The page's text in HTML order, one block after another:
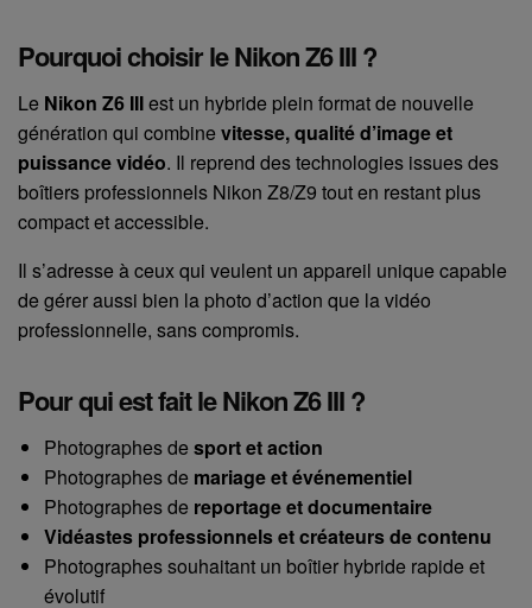
Pourquoi choisir le Nikon Z6 III ?
Le Nikon Z6 IIIest un hybride plein format de nouvelle
génération qui combine vitesse, qualité d’image et
puissance vidéo. Il reprend des technologies issues des
boîtiers professionnels Nikon Z8/Z9 tout en restant plus
compact et accessible.
Il s’adresse à ceux qui veulent un appareil unique capable
de gérer aussi bien la photo d’action que la vidéo
professionnelle, sans compromis.
Pour qui est fait le Nikon Z6 III ?
Photographes de sport et action
Photographes de mariage et événementiel
Photographes de reportage et documentaire
Vidéastes professionnels et créateurs de contenu
Photographes souhaitant un boîtier hybride rapide et
évolutif